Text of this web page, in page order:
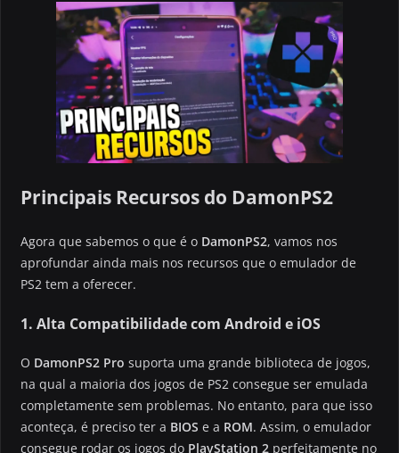
Principais Recursos do DamonPS2
Agora que sabemos o que é o DamonPS2, vamos nos
aprofundar ainda mais nos recursos que o emulador de
PS2 tem a oferecer.
1. Alta Compatibilidade com Android e iOS
O DamonPS2 Pro suporta uma grande biblioteca de jogos,
na qual a maioria dos jogos de PS2 consegue ser emulada
completamente sem problemas. No entanto, para que isso
aconteça, é preciso ter a BIOS e a ROM. Assim, o emulador
consegue rodar os jogos do PlayStation 2 perfeitamente no